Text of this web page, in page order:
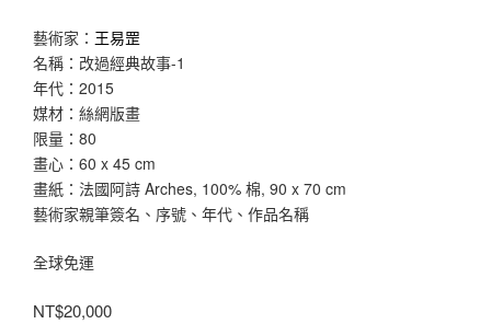
藝術家： 王易罡
名稱：改過經典故事-1
年代：2015
媒材：絲網版畫
限量：80
畫心：60 x 45 cm
畫紙：法國阿詩 Arches, 100% 棉, 90 x 70 cm
藝術家親筆簽名、序號、年代、作品名稱
全球免運
NT$20,000